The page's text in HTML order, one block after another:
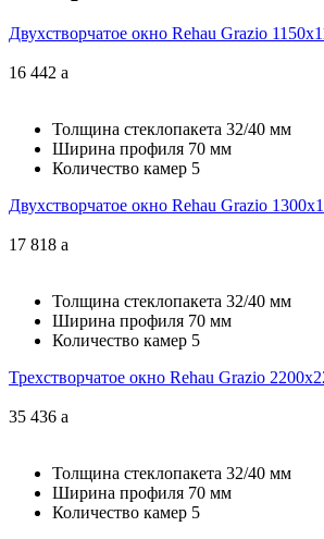
Двухстворчатое окно Rehau Grazio
16 442 a
Толщина стеклопакета 32/40 мм
Ширина профиля 70 мм
Количество камер 5
Двухстворчатое окно Rehau Grazio
17 818 a
Толщина стеклопакета 32/40 мм
Ширина профиля 70 мм
Количество камер 5
Трехстворчатое окно Rehau Grazio
35 436 a
Толщина стеклопакета 32/40 мм
Ширина профиля 70 мм
Количество камер 5